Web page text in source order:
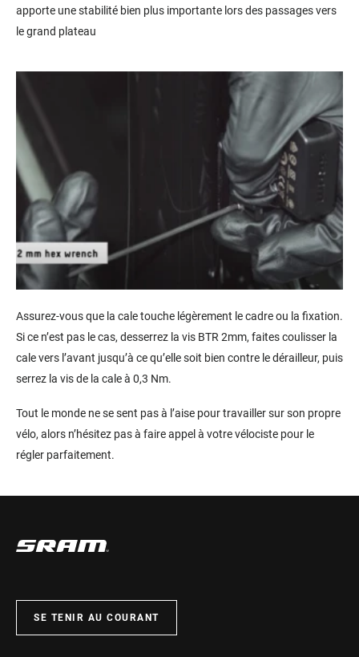
apporte une stabilité bien plus importante lors des passages vers
le grand plateau
Assurez-vous que la cale touche légèrement le cadre ou la fixation.
Si ce n’est pas le cas, desserrez la vis BTR 2mm, faites coulisser la
cale vers l’avant jusqu’à ce qu’elle soit bien contre le dérailleur, puis
serrez la vis de la cale à 0,3 Nm.
Tout le monde ne se sent pas à l’aise pour travailler sur son propre
vélo, alors n’hésitez pas à faire appel à votre vélociste pour le
régler parfaitement.
SE TENIR AU COURANT